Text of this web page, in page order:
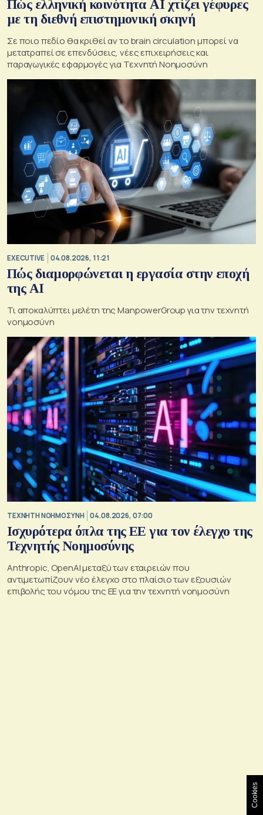
Πώς ελληνική κοινότητα AI χτίζει γέφυρες
με τη διεθνή επιστημονική σκηνή
Σε ποιο πεδίο θα κριθεί αν το brain circulation μπορεί να
μετατραπεί σε επενδύσεις, νέες επιχειρήσεις και
παραγωγικές εφαρμογές για Τεχνητή Νοημοσύνη
EXECUTIVE 04.08.2026, 11:21
Πώς διαμορφώνεται η εργασία στην εποχή
της AI
Τι αποκαλύπτει μελέτη της ManpowerGroup για την τεχνητή
νοημοσύνη
TΕΧΝΗΤΗ ΝΟΗΜΟΣΥΝΗ 04.08.2026, 07:00
Ισχυρότερα όπλα της ΕΕ για τον έλεγχο της
Τεχνητής Νοημοσύνης
Anthropic, OpenAI μεταξύ των εταιρειών που
αντιμετωπίζουν νέο έλεγχο στο πλαίσιο των εξουσιών
επιβολής του νόμου της ΕΕ για την τεχνητή νοημοσύνη
Cookies